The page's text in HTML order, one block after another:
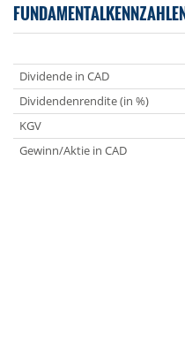
Dividende in CAD
Dividendenrendite (in %)
KGV
Gewinn/Aktie in CAD